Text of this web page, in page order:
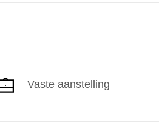
Vaste aanstelling